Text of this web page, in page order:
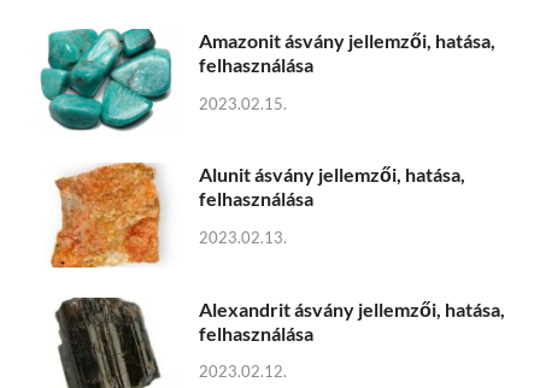
Amazonit ásvány jellemzői, hatása,
felhasználása
2023.02.15.
Alunit ásvány jellemzői, hatása,
felhasználása
2023.02.13.
Alexandrit ásvány jellemzői, hatása,
felhasználása
2023.02.12.